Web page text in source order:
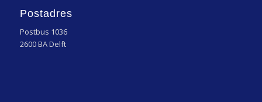
Postadres
Postbus 1036
2600 BA Delft